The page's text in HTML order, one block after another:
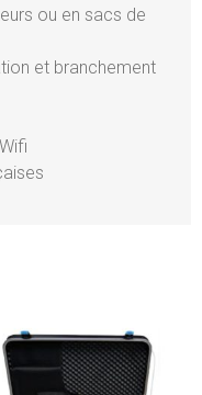
ou en sacs de
et branchement